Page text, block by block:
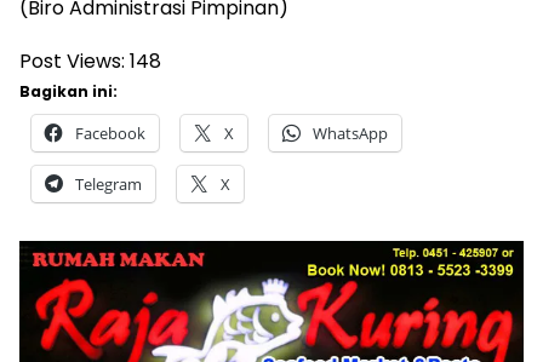
(Biro Administrasi Pimpinan)
Post Views: 148
Bagikan ini:
Facebook X WhatsApp
Telegram X